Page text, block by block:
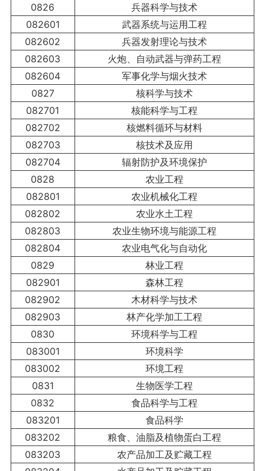
0826
兵器科学与技术
082601
武器系统与运用工程
082602
兵器发射理论与技术
082603
火炮、自动武器与弹药工程
082604
军事化学与烟火技术
0827
核科学与技术
082701
核能科学与工程
082702
核燃料循环与材料
082703
核技术及应用
082704
辐射防护及环境保护
0828
农业工程
082801
农业机械化工程
082802
农业水土工程
082803
农业生物环境与能源工程
082804
农业电气化与自动化
0829
林业工程
082901
森林工程
082902
木材科学与技术
082903
林产化学加工工程
0830
环境科学与工程
083001
环境科学
083002
环境工程
0831
生物医学工程
0832
食品科学与工程
083201
食品科学
083202
粮食、油脂及植物蛋白工程
083203
农产品加工及贮藏工程